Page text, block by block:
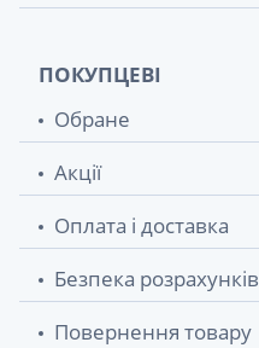
ПОКУПЦЕВІ
Обране
Акції
Оплата і доставка
Безпека розрахунків
Повернення товару